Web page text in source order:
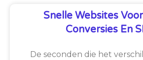
Snelle Websites
Conversies En
De seconden die het